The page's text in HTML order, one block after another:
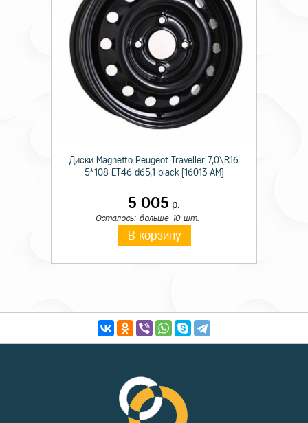
Диски Magnetto Peugeot Traveller 7,0\R16
5*108 ET46 d65,1 black [16013 AM]
5 005 р.
Осталось: больше 10 шт.
В корзину